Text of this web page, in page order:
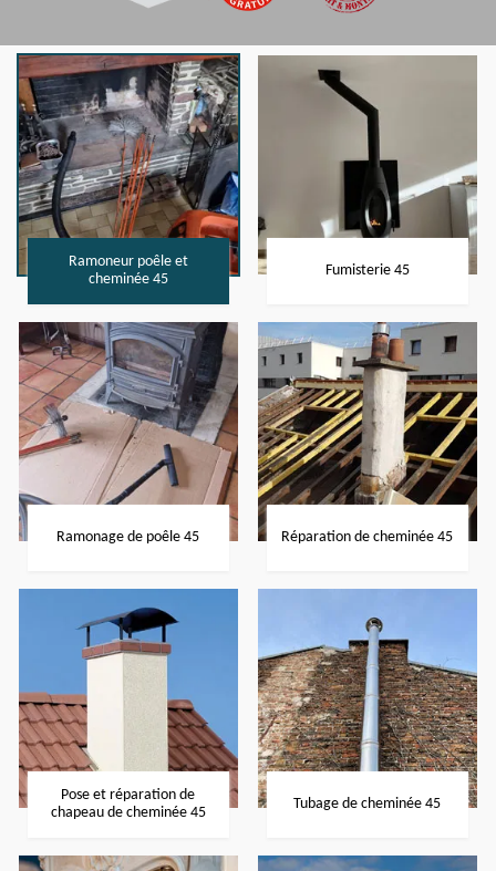
Ramoneur poêle et
cheminée 45
Fumisterie 45
Ramonage de poêle 45 Réparation de cheminée 45
Pose et réparation de
chapeau de cheminée 45
Tubage de cheminée 45